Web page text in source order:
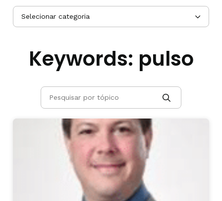
Selecionar categoria
Keywords: pulso